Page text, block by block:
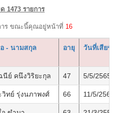
1473 รายการ
าร ขณะนี้คุณอยู่หน้าที่ 16
- นามสกุล อายุ วันที่เสียชี
นีย์ คนึงวิริยะกุล 47 5/5/2565
ทย์ รุ่งนภาพงศ์ 66 11/5/2564